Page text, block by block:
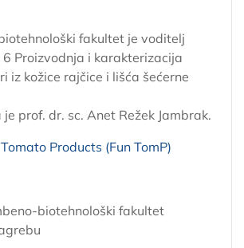
fakultet je voditelj
Proizvodnja i karakterizacija
iz kožice rajčice i lišća šećerne
prof. dr. sc. Anet Režek Jambrak.
Products (Fun TomP)
biotehnološki fakultet